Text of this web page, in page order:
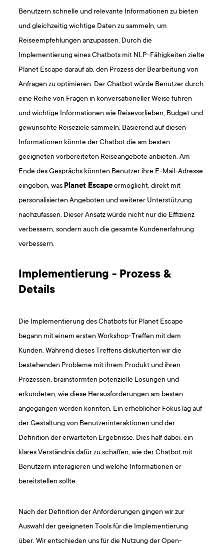
Benutzern schnelle und relevante Informationen zu bieten
und gleichzeitig wichtige Daten zu sammeln, um
Reiseempfehlungen anzupassen. Durch die
Implementierung eines Chatbots mit NLP-Fähigkeiten zielte
Planet Escape darauf ab, den Prozess der Bearbeitung von
Anfragen zu optimieren. Der Chatbot würde Benutzer durch
eine Reihe von Fragen in konversationeller Weise führen
und wichtige Informationen wie Reisevorlieben, Budget und
gewünschte Reiseziele sammeln. Basierend auf diesen
Informationen könnte der Chatbot die am besten
geeigneten vorbereiteten Reiseangebote anbieten. Am
Ende des Gesprächs könnten Benutzer ihre E-Mail-Adresse
eingeben, was Planet Escapeermöglicht, direkt mit
personalisierten Angeboten und weiterer Unterstützung
nachzufassen. Dieser Ansatz würde nicht nur die Effizienz
verbessern, sondern auch die gesamte Kundenerfahrung
verbessern.
Implementierung - Prozess &
Details
Die Implementierung des Chatbots für Planet Escape
begann mit einem ersten Workshop-Treffen mit dem
Kunden. Während dieses Treffens diskutierten wir die
bestehenden Probleme mit ihrem Produkt und ihren
Prozessen, brainstormten potenzielle Lösungen und
erkundeten, wie diese Herausforderungen am besten
angegangen werden könnten. Ein erheblicher Fokus lag auf
der Gestaltung von Benutzerinteraktionen und der
Definition der erwarteten Ergebnisse. Dies half dabei, ein
klares Verständnis dafür zu schaffen, wie der Chatbot mit
Benutzern interagieren und welche Informationen er
bereitstellen sollte.
Nach der Definition der Anforderungen gingen wir zur
Auswahl der geeigneten Tools für die Implementierung
über. Wir entschieden uns für die Nutzung der Open-